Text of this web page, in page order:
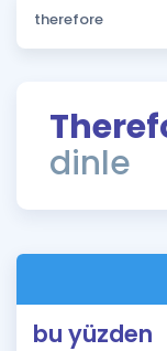
Sözlük
Rehberlik
ÖSYM Sınav
İngilizce
Hakkımızda
dinle
bu yüzden